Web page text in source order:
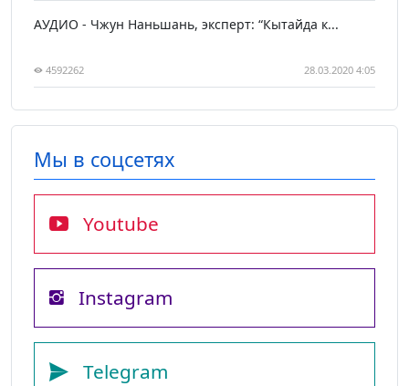
АУДИО - Чжун Наньшань, эксперт: “Кытайда к...
4592262 28.03.2020 4:05
Мы в соцсетях
Youtube
Instagram
Telegram